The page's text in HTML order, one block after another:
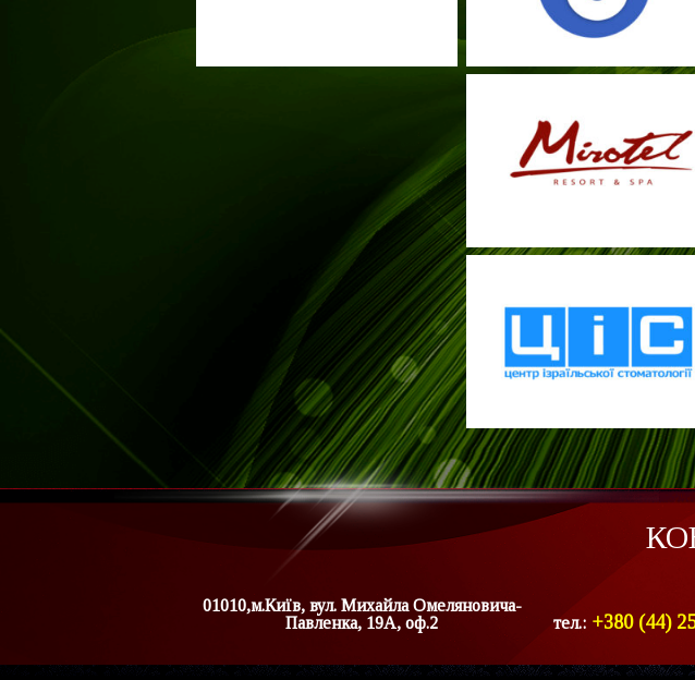
01010,м.Київ, вул. Михайла Омеляновича-
Павленка, 19А, оф.2
тел.: +380 (44)